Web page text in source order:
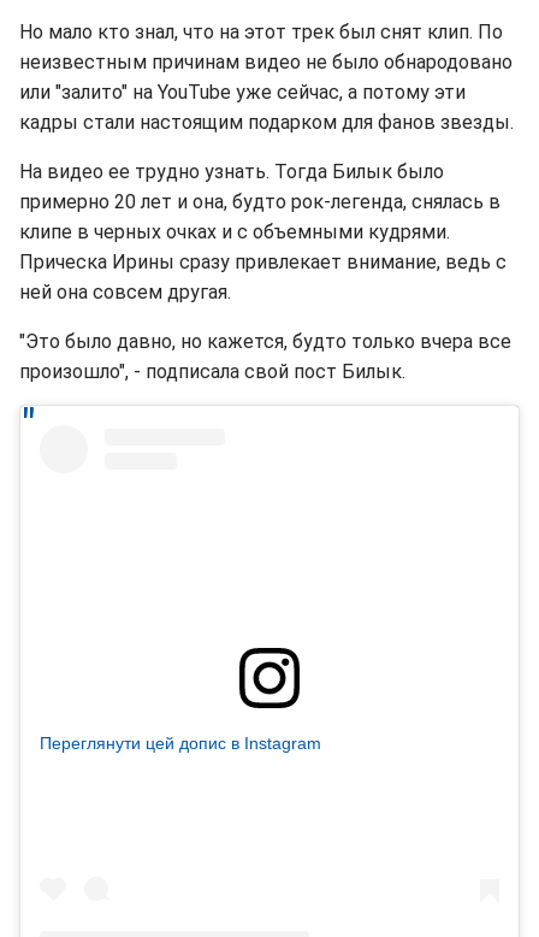
Но мало кто знал, что на этот трек был снят клип. По
неизвестным причинам видео не было обнародовано
или "залито" на YouTube уже сейчас, а потому эти
кадры стали настоящим подарком для фанов звезды.
На видео ее трудно узнать. Тогда Билык было
примерно 20 лет и она, будто рок-легенда, снялась в
клипе в черных очках и с объемными кудрями.
Прическа Ирины сразу привлекает внимание, ведь с
ней она совсем другая.
"Это было давно, но кажется, будто только вчера все
произошло", - подписала свой пост Билык.
Переглянути цей допис в Instagram